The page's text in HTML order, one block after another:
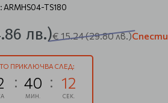
TS180
лв.)€ 15.24(29.80 лв.)Спести
ПРИКЛЮЧВА СЛЕД:
40
МИН.
11
СЕК.